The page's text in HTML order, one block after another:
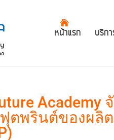
หน้าแรก บริก
ตพรินต์ของผลิ